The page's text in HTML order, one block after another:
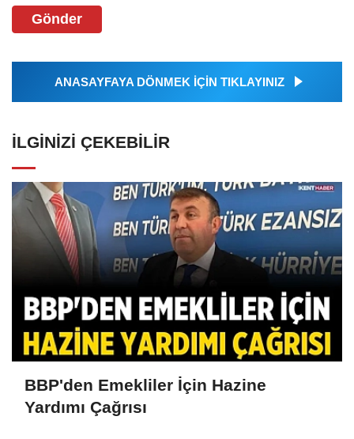
Gönder
ANASAYFAYA DÖNMEK İÇİN TIKLAYINIZ
İLGINIZI ÇEKEBILIR
BBP'den Emekliler İçin Hazine
Yardımı Çağrısı